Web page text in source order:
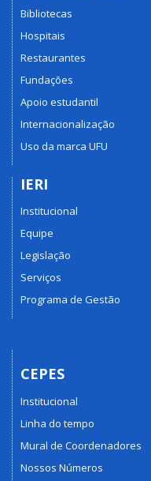
Bibliotecas
Hospitais
Restaurantes
Fundações
Apoio estudantil
Internacionalização
Uso da marca UFU
IERI
Institucional
Equipe
Legislação
Serviços
Programa de Gestão
CEPES
Institucional
Linha do tempo
Mural de Coordenadores
Nossos Números